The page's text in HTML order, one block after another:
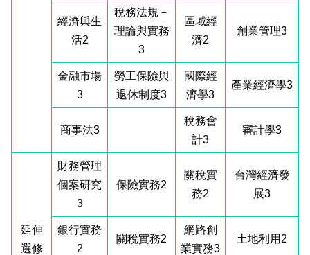
經濟與生
活2
稅務法規－
理論與實務
3
區域經
濟2
創業管理3
金融市場
3
勞工保險與
退休制度3
國際經
濟學3
產業經濟學3
商事法3
稅務會
計3
審計學3
延伸
選修
財務管理
個案研究
3
保險實務2
關稅實
務2
台灣經濟發
展3
銀行實務
2
關稅實務2
網路創
業實務3
土地利用2